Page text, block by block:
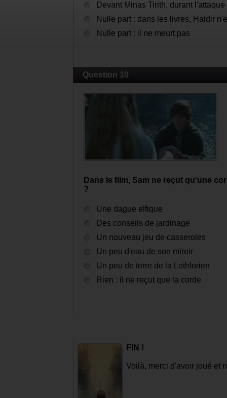
Devant Minas Tirith, durant
Nulle part : dans les livres, Haldir
Nulle part : il ne meurt pas
Question 10
Dans le film, Sam ne reçut qu'une
?
Une dague elfique
Des conseils de jardinage
Un nouveau jeu de casseroles
Un peu d'eau de son miroir
Un peu de terre de la Lothlorien
Rien : il ne reçut que la corde
FIN !
Voilà, merci d'avoir joué et